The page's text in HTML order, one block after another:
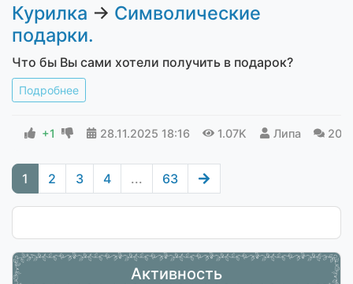
Курилка → Символические
подарки.
Что бы Вы сами хотели получить в подарок?
Подробнее
+1 28.11.2025 18:16 1.07K Липа 203
1 2 3 4 ... 63
Активность